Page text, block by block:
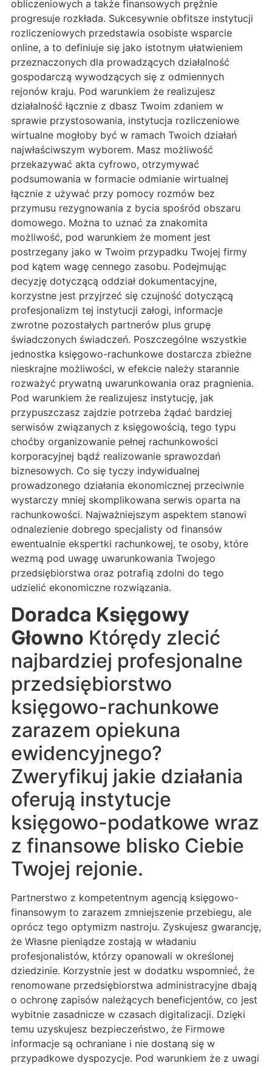
obliczeniowych a także finansowych prężnie
progresuje rozkłada. Sukcesywnie obfitsze instytucji
rozliczeniowych przedstawia osobiste wsparcie
online, a to definiuje się jako istotnym ułatwieniem
przeznaczonych dla prowadzących działalność
gospodarczą wywodzących się z odmiennych
rejonów kraju. Pod warunkiem że realizujesz
działalność łącznie z dbasz Twoim zdaniem w
sprawie przystosowania, instytucja rozliczeniowe
wirtualne mogłoby być w ramach Twoich działań
najwłaściwszym wyborem. Masz możliwość
przekazywać akta cyfrowo, otrzymywać
podsumowania w formacie odmianie wirtualnej
łącznie z używać przy pomocy rozmów bez
przymusu rezygnowania z bycia spośród obszaru
domowego. Można to uznać za znakomita
możliwość, pod warunkiem że moment jest
postrzegany jako w Twoim przypadku Twojej firmy
pod kątem wagę cennego zasobu. Podejmując
decyzję dotyczącą oddział dokumentacyjne,
korzystne jest przyjrzeć się czujność dotyczącą
profesjonalizm tej instytucji załogi, informacje
zwrotne pozostałych partnerów plus grupę
świadczonych świadczeń. Poszczególne wszystkie
jednostka księgowo-rachunkowe dostarcza zbieżne
nieskrajne możliwości, w efekcie należy starannie
rozważyć prywatną uwarunkowania oraz pragnienia.
Pod warunkiem że realizujesz instytucję, jak
przypuszczasz zajdzie potrzeba żądać bardziej
serwisów związanych z księgowością, tego typu
choćby organizowanie pełnej rachunkowości
korporacyjnej bądź realizowanie sprawozdań
biznesowych. Co się tyczy indywidualnej
prowadzonego działania ekonomicznej przeciwnie
wystarczy mniej skomplikowana serwis oparta na
rachunkowości. Najważniejszym aspektem stanowi
odnalezienie dobrego specjalisty od finansów
ewentualnie ekspertki rachunkowej, te osoby, które
wezmą pod uwagę uwarunkowania Twojego
przedsiębiorstwa oraz potrafią zdolni do tego
udzielić ekonomiczne rozwiązania.
Doradca Księgowy
Głowno Którędy zlecić
najbardziej profesjonalne
przedsiębiorstwo
księgowo-rachunkowe
zarazem opiekuna
ewidencyjnego?
Zweryfikuj jakie działania
oferują instytucje
księgowo-podatkowe wraz
z finansowe blisko Ciebie
Twojej rejonie.
Partnerstwo z kompetentnym agencją księgowo-
finansowym to zarazem zmniejszenie przebiegu, ale
oprócz tego optymizm nastroju. Zyskujesz gwarancję,
że Własne pieniądze zostają w władaniu
profesjonalistów, którzy opanowali w określonej
dziedzinie. Korzystnie jest w dodatku wspomnieć, że
renomowane przedsiębiorstwa administracyjne dbają
o ochronę zapisów należących beneficjentów, co jest
wybitnie zasadnicze w czasach digitalizacji. Dzięki
temu uzyskujesz bezpieczeństwo, że Firmowe
informacje są ochraniane i nie dostaną się w
przypadkowe dyspozycje. Pod warunkiem że z uwagi